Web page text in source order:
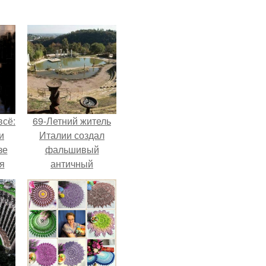
69-Летний житель
Италии создал
фальшивый
античный
амфитеатр и
долгое время
успешно выдавал
его за настоящее
историческое
наследие.